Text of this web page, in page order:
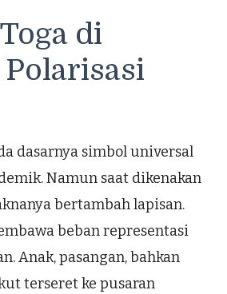
di
dasarnya simbol universal
Namun saat dikenakan
bertambah lapisan.
beban representasi
Anak, pasangan, bahkan
terseret ke pusaran